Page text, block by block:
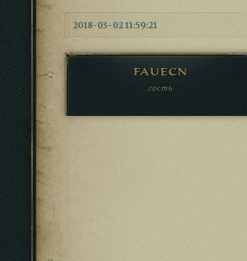
2018-03-02 11:59:21
fauecn
гость